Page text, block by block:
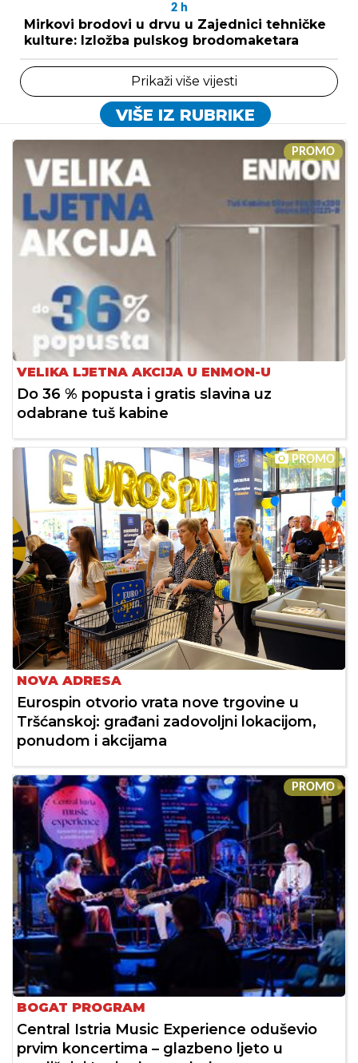
2 h
Mirkovi brodovi u drvu u Zajednici tehničke
kulture: Izložba pulskog brodomaketara
Prikaži više vijesti
VIŠE IZ RUBRIKE
PROMO
VELIKA LJETNA AKCIJA U ENMON-U
Do 36 % popusta i gratis slavina uz
odabrane tuš kabine
PROMO
NOVA ADRESA
Eurospin otvorio vrata nove trgovine u
Tršćanskoj: građani zadovoljni lokacijom,
ponudom i akcijama
PROMO
BOGAT PROGRAM
Central Istria Music Experience oduševio
prvim koncertima – glazbeno ljeto u